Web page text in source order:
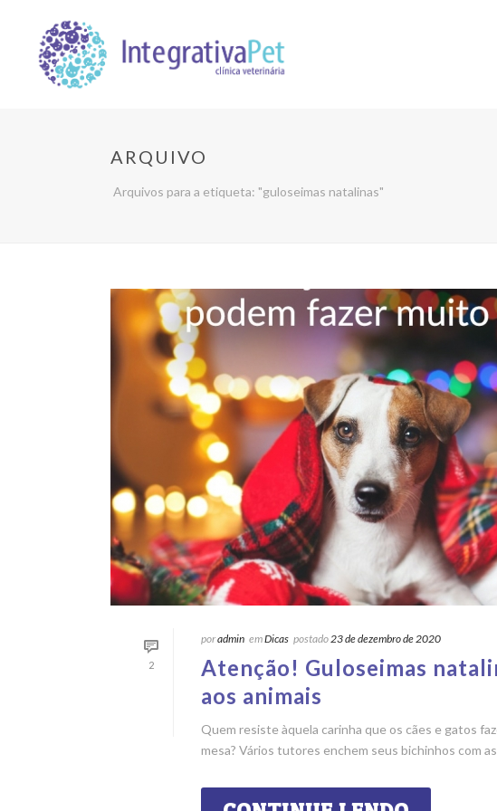
ARQUIVO
Arquivos para a etiqueta: "guloseimas natalinas"
2
poradmin emDicas postado23 de dezembro de 2020
Atenção! Guloseimas
aos animais
Quem resiste àquela carinha que os cães e gatos
mesa? Vários tutores enchem seus bichinhos com